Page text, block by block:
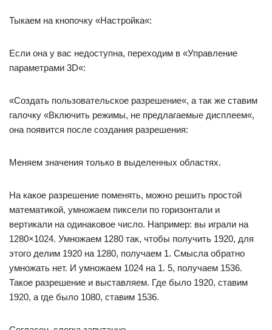
Тыкаем на кнопочку «Настройка«:
Если она у вас недоступна, переходим в «Управление
параметрами 3D«:
«Создать пользовательское разрешение«, а так же ставим
галочку «Включить режимы, не предлагаемые дисплеем«,
она появится после создания разрешения:
Меняем значения только в выделенных областях.
На какое разрешение поменять, можно решить простой
математикой, умножаем пиксели по горизонтали и
вертикали на одинаковое число. Например: вы играли на
1280×1024. Умножаем 1280 так, чтобы получить 1920, для
этого делим 1920 на 1280, получаем 1. Смысла обратно
умножать нет. И умножаем 1024 на 1. 5, получаем 1536.
Такое разрешение и выставляем. Где было 1920, ставим
1920, а где было 1080, ставим 1536.